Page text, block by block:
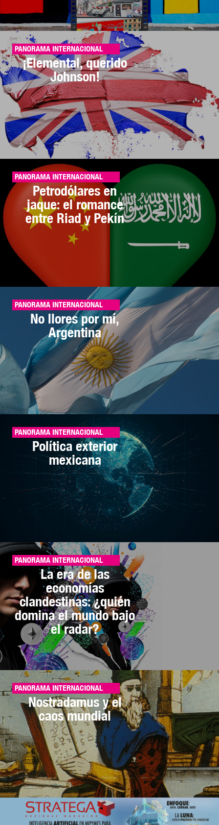
PANORAMA INTERNACIONAL
¡Elemental, querido
Johnson!
PANORAMA INTERNACIONAL
Petrodólares en
jaque: el romance
entre Riad y Pekín
PANORAMA INTERNACIONAL
No llores por mí,
Argentina
PANORAMA INTERNACIONAL
Política exterior
mexicana
PANORAMA INTERNACIONAL
La era de las
economías
clandestinas: ¿quién
domina el mundo bajo
el radar?
PANORAMA INTERNACIONAL
Nostradamus y el
caos mundial